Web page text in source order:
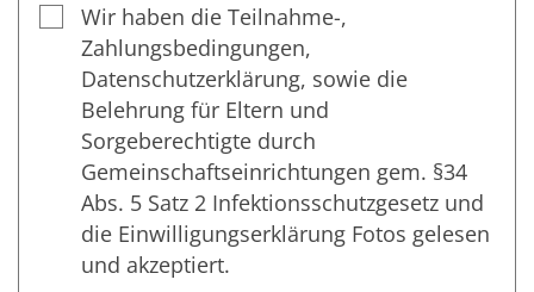
Wir haben die Teilnahme-,
Zahlungsbedingungen,
Datenschutzerklärung, sowie die
Belehrung für Eltern und
Sorgeberechtigte durch
Gemeinschaftseinrichtungen gem. §34
Abs. 5 Satz 2 Infektionsschutzgesetz und
die Einwilligungserklärung Fotos gelesen
und akzeptiert.